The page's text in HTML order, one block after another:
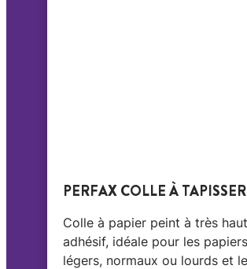
PERFAX COLLE À
Colle à papier peint à très
adhésif, idéale pour les
légers, normaux ou lourds et